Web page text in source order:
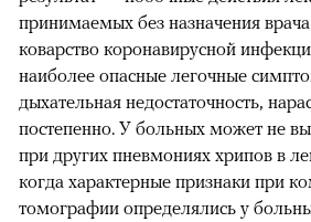
принимаемых без назначения
коварство коронавирусной
наиболее опасные легочные
дыхательная недостаточность,
постепенно. У больных может не
при других пневмониях хрипов в
когда характерные признаки при
томографии определялись у